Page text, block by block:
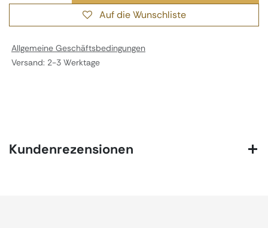
Auf die Wunschliste
Allgemeine Geschäftsbedingungen
Versand: 2-3 Werktage
Kundenrezensionen